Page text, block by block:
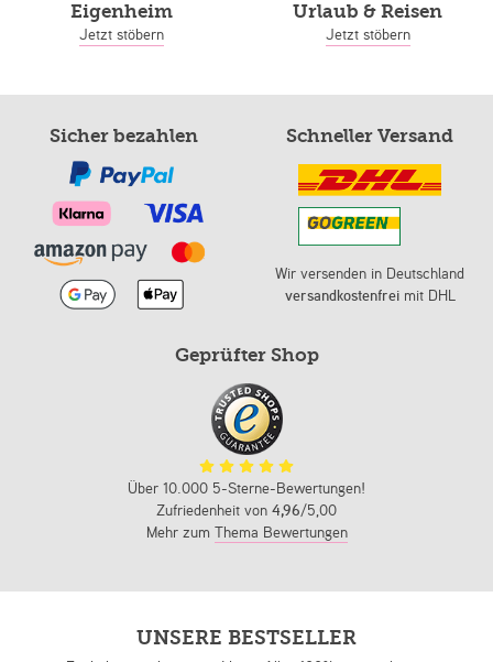
Eigenheim
Jetzt stöbern
Urlaub & Reisen
Jetzt stöbern
Sicher bezahlen Schneller Versand
Wir versenden in Deutschland
versandkostenfreimit DHL
Geprüfter Shop
Über 10.000 5-Sterne-Bewertungen!
Zufriedenheit von 4,96/5,00
Mehr zum Thema Bewertungen
UNSERE BESTSELLER